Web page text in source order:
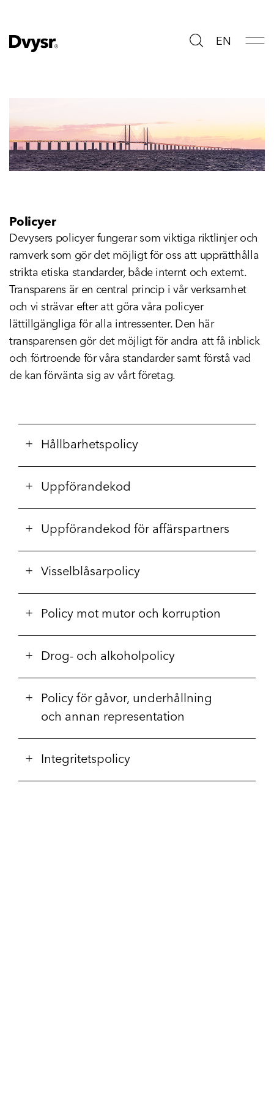
EN
Policyer
Devysers policyer fungerar som viktiga riktlinjer och
ramverk som gör det möjligt för oss att upprätthålla
strikta etiska standarder, både internt och externt.
Transparens är en central princip i vår verksamhet
och vi strävar efter att göra våra policyer
lättillgängliga för alla intressenter. Den här
transparensen gör det möjligt för andra att få inblick
och förtroende för våra standarder samt förstå vad
de kan förvänta sig av vårt företag.
Hållbarhetspolicy
Uppförandekod
Uppförandekod för affärspartners
Visselblåsarpolicy
Policy mot mutor och korruption
Drog- och alkoholpolicy
Policy för gåvor, underhållning
och annan representation
Integritetspolicy